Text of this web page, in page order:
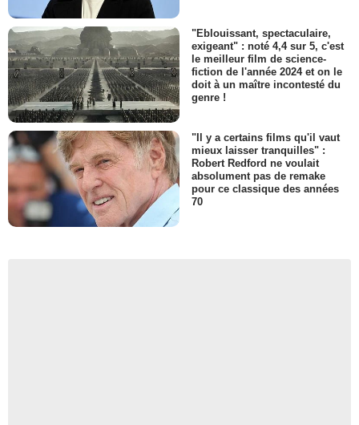
"Eblouissant, spectaculaire,
exigeant" : noté 4,4 sur 5, c'est
le meilleur film de science-
fiction de l'année 2024 et on le
doit à un maître incontesté du
genre !
"Il y a certains films qu'il vaut
mieux laisser tranquilles" :
Robert Redford ne voulait
absolument pas de remake
pour ce classique des années
70